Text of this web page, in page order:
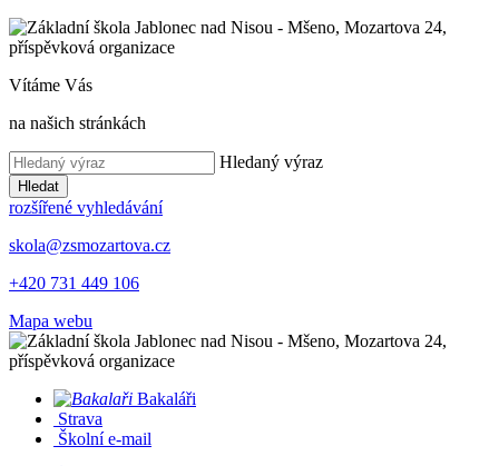
Vítáme Vás
na našich stránkách
Hledaný výraz
Hledat
rozšířené vyhledávání
skola@zsmozartova.cz
+420 731 449 106
Mapa webu
Bakaláři
Strava
Školní e-mail